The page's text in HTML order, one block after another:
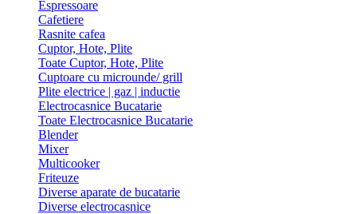
Espressoare
Cafetiere
Rasnite cafea
Cuptor, Hote, Plite
Toate Cuptor, Hote, Plite
Cuptoare cu microunde/ grill
Plite electrice | gaz | inductie
Electrocasnice Bucatarie
Toate Electrocasnice Bucatarie
Blender
Mixer
Multicooker
Friteuze
Diverse aparate de bucatarie
Diverse electrocasnice